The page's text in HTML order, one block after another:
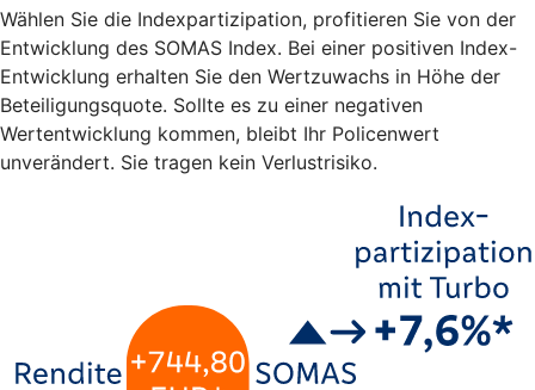
Wählen Sie die Indexpartizipation, profitieren Sie von der
Entwicklung des SOMAS Index. Bei einer positiven Index-
Entwicklung erhalten Sie den Wertzuwachs in Höhe der
Beteiligungsquote. Sollte es zu einer negativen
Wertentwicklung kommen, bleibt Ihr Policenwert
unverändert. Sie tragen kein Verlustrisiko.